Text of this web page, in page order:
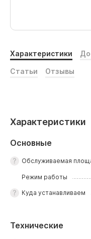
Характеристики
Статьи Отзывы
Характеристики
Основные
Обслуживаемая
Режим работы
Куда устанавливаем
Технические